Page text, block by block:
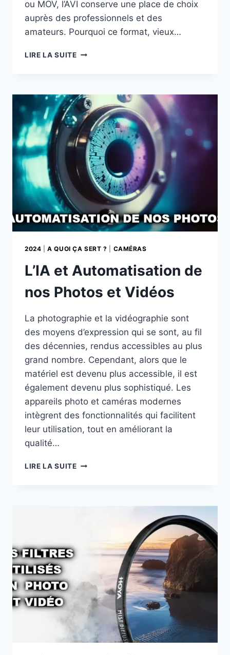
ou MOV, l’AVI conserve une place de choix
auprès des professionnels et des
amateurs. Pourquoi ce format, vieux…
LIRE LA SUITEPOURQUOI
AVI
A-
T-
IL
TOUJOURS
DU
SUCCÈS
2024 |A QUOI ÇA SERT ? CAMÉRAS
L’IA et Automatisation de
nos Photos et Vidéos
La photographie et la vidéographie sont
des moyens d’expression qui se sont, au fil
des décennies, rendus accessibles au plus
grand nombre. Cependant, alors que le
matériel est devenu plus accessible, il est
également devenu plus sophistiqué. Les
appareils photo et caméras modernes
intègrent des fonctionnalités qui facilitent
leur utilisation, tout en améliorant la
qualité…
LIRE LA SUITEL’IA